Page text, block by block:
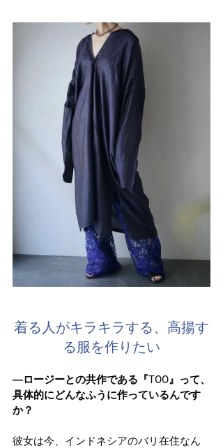
着る人がキラキラする、高揚す
る服を作りたい
―ロージーとの共作である『TOO』って、
具体的にどんなふうに作っているんです
か？
彼女は今、インドネシアのバリ在住なん